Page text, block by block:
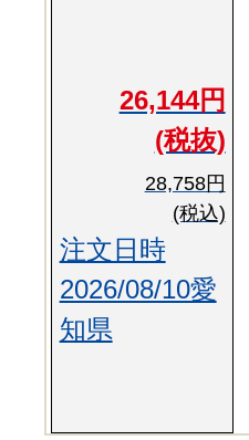
26,144円
(税抜)
28,758円
(税込)
注文日時
2026/08/10愛
知県